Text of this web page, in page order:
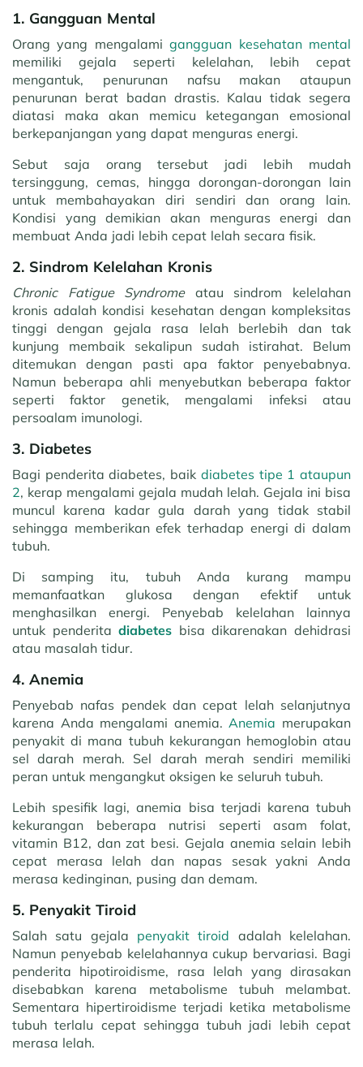
1. Gangguan Mental
Orang yang mengalamigangguan kesehatan mental
memiliki gejala seperti kelelahan, lebih cepat
mengantuk, penurunan nafsu makan ataupun
penurunan berat badan drastis. Kalau tidak segera
diatasi maka akan memicu ketegangan emosional
berkepanjangan yang dapat menguras energi.
Sebut saja orang tersebut jadi lebih mudah
tersinggung, cemas, hingga dorongan-dorongan lain
untuk membahayakan diri sendiri dan orang lain.
Kondisi yang demikian akan menguras energi dan
membuat Anda jadi lebih cepat lelah secara fisik.
2. Sindrom Kelelahan Kronis
Chronic Fatigue Syndromeatau sindrom kelelahan
kronis adalah kondisi kesehatan dengan kompleksitas
tinggi dengan gejala rasa lelah berlebih dan tak
kunjung membaik sekalipun sudah istirahat. Belum
ditemukan dengan pasti apa faktor penyebabnya.
Namun beberapa ahli menyebutkan beberapa faktor
seperti faktor genetik, mengalami infeksi atau
persoalam imunologi.
3. Diabetes
Bagi penderita diabetes, baik diabetes tipe 1 ataupun
2, kerap mengalami gejala mudah lelah. Gejala ini bisa
muncul karena kadar gula darah yang tidak stabil
sehingga memberikan efek terhadap energi di dalam
tubuh.
Di samping itu, tubuh Anda kurang mampu
memanfaatkan glukosa dengan efektif untuk
menghasilkan energi. Penyebab kelelahan lainnya
untuk penderitadiabetes bisa dikarenakan dehidrasi
atau masalah tidur.
4. Anemia
Penyebab nafas pendek dan cepat lelah selanjutnya
karena Anda mengalami anemia.Anemia merupakan
penyakit di mana tubuh kekurangan hemoglobin atau
sel darah merah. Sel darah merah sendiri memiliki
peran untuk mengangkut oksigen ke seluruh tubuh.
Lebih spesifik lagi, anemia bisa terjadi karena tubuh
kekurangan beberapa nutrisi seperti asam folat,
vitamin B12, dan zat besi. Gejala anemia selain lebih
cepat merasa lelah dan napas sesak yakni Anda
merasa kedinginan, pusing dan demam.
5. Penyakit Tiroid
Salah satu gejala penyakit tiroid adalah kelelahan.
Namun penyebab kelelahannya cukup bervariasi. Bagi
penderita hipotiroidisme, rasa lelah yang dirasakan
disebabkan karena metabolisme tubuh melambat.
Sementara hipertiroidisme terjadi ketika metabolisme
tubuh terlalu cepat sehingga tubuh jadi lebih cepat
merasa lelah.